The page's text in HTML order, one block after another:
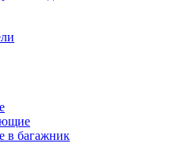
в багажник